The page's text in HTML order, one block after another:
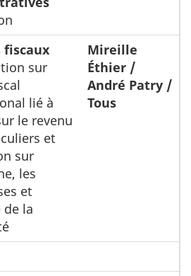
fiscaux
sur
lié à
le revenu
et
sur
les
et
de la
Mireille
Éthier /
André Patry /
Tous